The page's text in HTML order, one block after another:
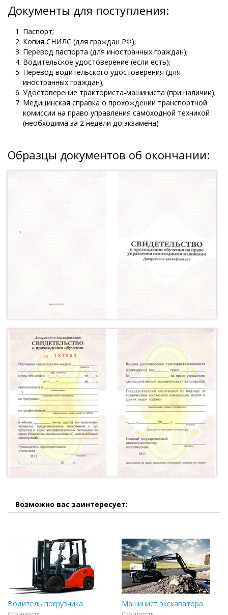
Документы для поступления:
Паспорт;
Копия СНИЛС (для граждан РФ);
Перевод паспорта (для иностранных граждан);
Водительское удостоверение (если есть);
Перевод водительского удостоверения (для
иностранных граждан);
Удостоверение тракториста-машиниста (при наличии);
Медицинская справка о прохождении транспортной
комиссии на право управления самоходной техникой
(необходима за 2 недели до экзамена)
Образцы документов об окончании:
Возможно вас заинтересует:
Водитель погрузчика Машинист экскаватора